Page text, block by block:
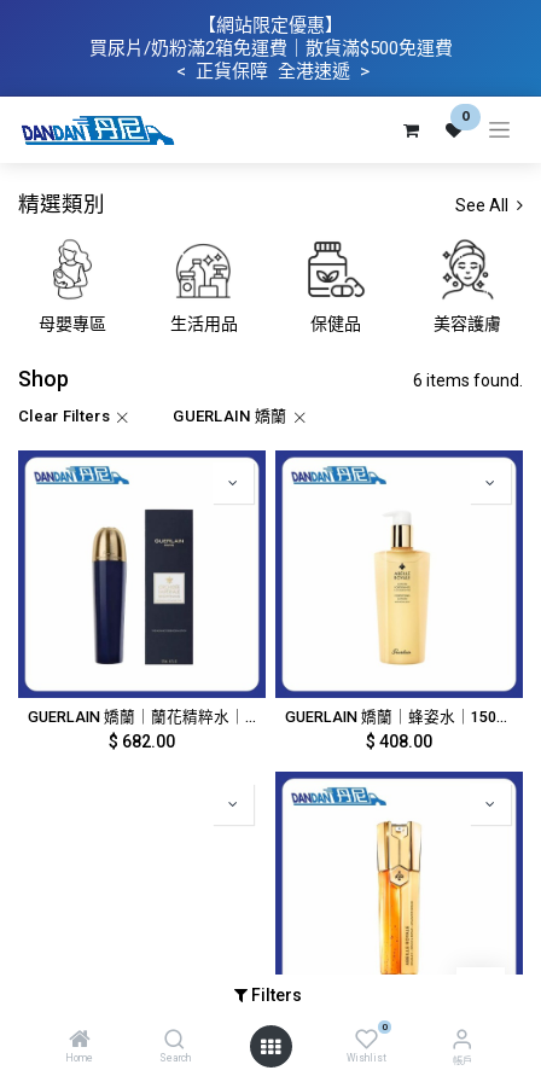
Filters
Home Search
0
Wishlist 帳戶
【網站限定優惠】
買尿片/奶粉滿2箱免運費｜散​貨滿$500免運費
< 正貨保障 全港速遞 >
0
精選類別 See All
母嬰專區 生活用品 保健品 美容護膚
Shop 6 items found.
Clear Filters GUERLAIN 嬌蘭
GUERLAIN 嬌蘭｜蘭花精粹水｜125ml｜15604
$ 682.00
GUERLAIN 嬌蘭｜蜂姿水｜150ml｜1707
$ 408.00
552.00 $874.00